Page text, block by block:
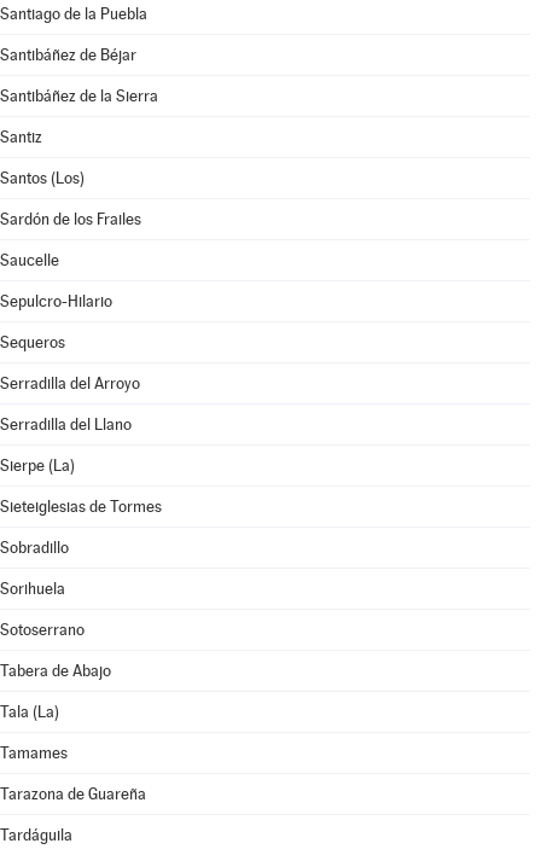
Santiago de la Puebla
Santibáñez de Béjar
Santibáñez de la Sierra
Santiz
Santos (Los)
Sardón de los Frailes
Saucelle
Sepulcro-Hilario
Sequeros
Serradilla del Arroyo
Serradilla del Llano
Sierpe (La)
Sieteiglesias de Tormes
Sobradillo
Sorihuela
Sotoserrano
Tabera de Abajo
Tala (La)
Tamames
Tarazona de Guareña
Tardáguila